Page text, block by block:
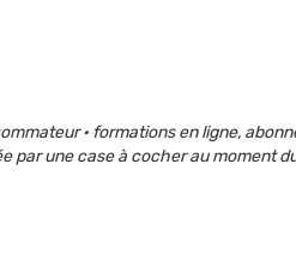
· formations en ligne,
par une case à cocher au moment